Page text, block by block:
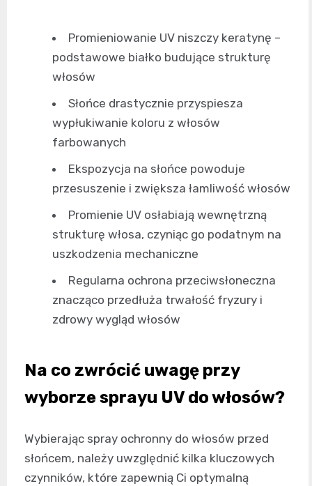
Promieniowanie UV niszczy keratynę –
podstawowe białko budujące strukturę
włosów
Słońce drastycznie przyspiesza
wypłukiwanie koloru z włosów
farbowanych
Ekspozycja na słońce powoduje
przesuszenie i zwiększa łamliwość włosów
Promienie UV osłabiają wewnętrzną
strukturę włosa, czyniąc go podatnym na
uszkodzenia mechaniczne
Regularna ochrona przeciwsłoneczna
znacząco przedłuża trwałość fryzury i
zdrowy wygląd włosów
Na co zwrócić uwagę przy
wyborze sprayu UV do włosów?
Wybierając spray ochronny do włosów przed
słońcem, należy uwzględnić kilka kluczowych
czynników, które zapewnią Ci optymalną